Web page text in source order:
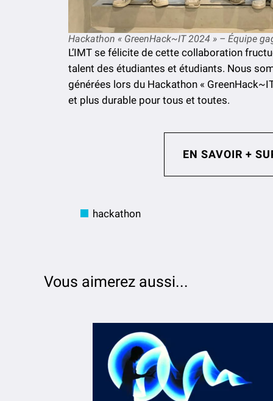
Hackathon « GreenHack~IT 2024 » – Équipe
L’IMT se félicite de cette collaboration
talent des étudiantes et étudiants. Nous
générées lors du Hackathon «
et plus durable pour tous et toutes.
EN SAVOIR +
hackathon
Vous aimerez aussi...